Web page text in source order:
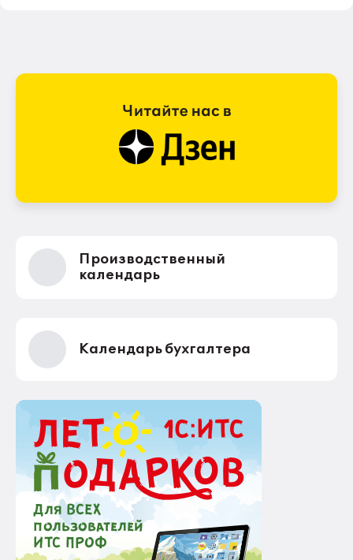
Производственный
календарь
Календарь бухгалтера